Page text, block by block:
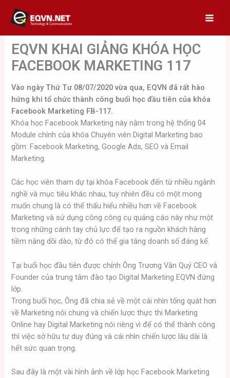
content
EQVN KHAI GIẢNG KHÓA HỌC
FACEBOOK MARKETING 117
Vào ngày Thứ Tư 08/07/2020 vừa qua, EQVN đã rất hào
hứng khi tổ chức thành công buổi học đầu tiên của khóa
Facebook Marketing FB-117.
Khóa học Facebook Marketing này nằm trong hệ thống 04
Module chính của khóa Chuyên viên Digital Marketing bao
gồm: Facebook Marketing, Google Ads, SEO và Email
Marketing.
Các học viên tham dự tại khóa Facebook đến từ nhiều ngành
nghề và mục tiêu khác nhau, tuy nhiên đều có một mong
muốn chung là có thể thấu hiểu nhiều hơn về Facebook
Marketing và sử dụng công công cụ quảng cáo này như một
trong những cánh tay chủ lực để tạo ra nguồn khách hàng
tiềm năng dồi dào, từ đó có thể gia tăng doanh số đáng kể.
Tại buổi học đầu tiên được chính Ông Trương Văn Quý CEO và
Founder của trung tâm đào tạo Digital Marketing EQVN đứng
lớp.
Trong buổi học, Ông đã chia sẻ về một cái nhìn tổng quát hơn
về Marketing nói chung và chiến lược thực thi Marketing
Online hay Digital Marketing nói riêng vì để có thể thành công
thì việc sở hữu tư duy đúng và cái nhìn chiến lược lâu dài là
hết sức quan trọng.
Sau đây là một vài hình ảnh về lớp học Facebook Marketing